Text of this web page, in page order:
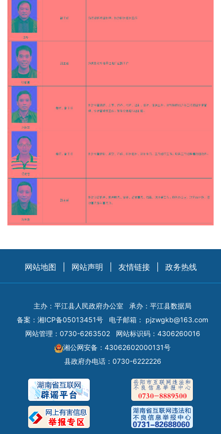
网站地图 网站声明 友情链接 政务热线
主办：平江县人民政府办公室
承办：平江县数据局
备案： 湘ICP备05013451号 电子邮箱： pjzwgkb@163.com
网站管理：0730-6263502
网站标识码：4306260016
湘公网安备：43062602000131号
县政府办电话：0730-6222226